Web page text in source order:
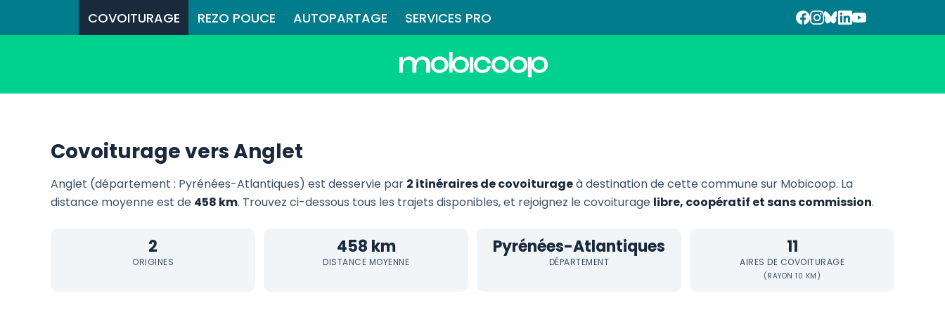
COVOITURAGE REZO POUCE AUTOPARTAGE SERVICES PRO
Covoiturage vers Anglet
Anglet (département : Pyrénées-Atlantiques) est desservie par 2 itinéraires de covoiturageà destination de cette commune sur Mobicoop. La
distance moyenne est de 458 km. Trouvez ci-dessous tous les trajets disponibles, et rejoignez le covoiturage libre, coopératif et sans commission.
2
ORIGINES
458 km
DISTANCE MOYENNE
Pyrénées-Atlantiques
DÉPARTEMENT
11
AIRES DE COVOITURAGE
(RAYON 10 KM)